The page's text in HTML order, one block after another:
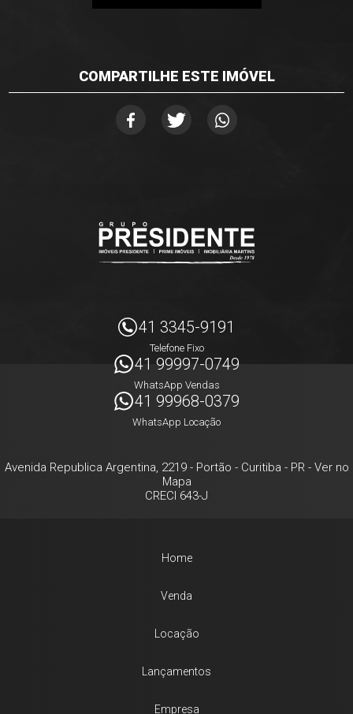
COMPARTILHE ESTE IMÓVEL
41 3345-9191
Telefone Fixo
41 99997-0749
WhatsApp Vendas
41 99968-0379
WhatsApp Locação
Avenida Republica Argentina, 2219- Portão - Curitiba - PR- Ver no
Mapa
CRECI 643-J
Home
Venda
Locação
Lançamentos
Empresa